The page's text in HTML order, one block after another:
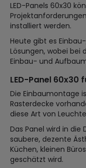
LED-Panels 60x30
installiert werden.
Heute gibt es
Lösungen, wobei bei
Einbau- und
LED-Panel 60x30
Die Einbaumontage
Rasterdecke
diese Art von
Das Panel wird in
saubere, dezente
Küchen, kleinen
geschätzt wird.